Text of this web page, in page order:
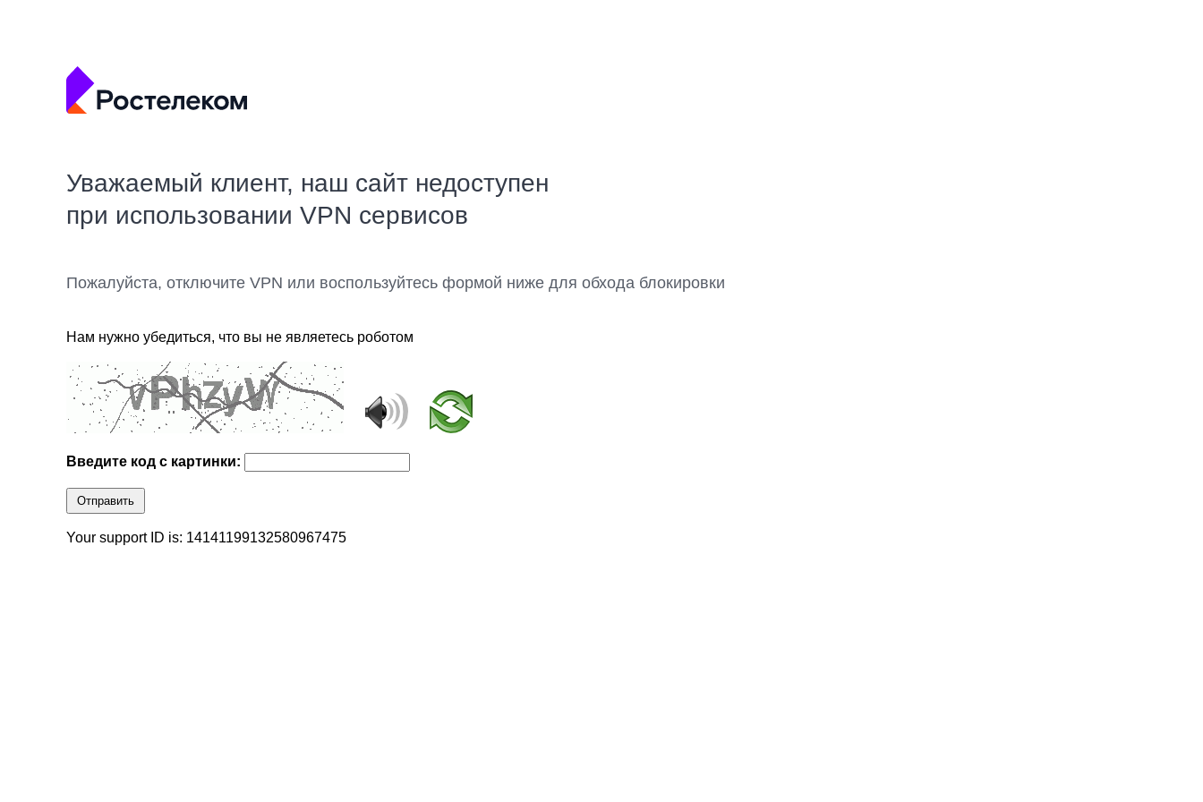
Уважаемый клиент, наш сайт недоступен
при использовании VPN сервисов
Пожалуйста, отключите VPN или воспользуйтесь формой ниже для обхода блокировки
Нам нужно убедиться, что вы не являетесь роботом
Введите код с картинки:
Отправить
Your support ID is: 14141199132580967475